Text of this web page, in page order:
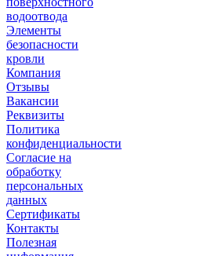
водоотвода
Элементы
безопасности
кровли
Компания
Отзывы
Вакансии
Реквизиты
Политика
конфиденциальности
Согласие на
обработку
персональных
данных
Сертификаты
Контакты
Полезная